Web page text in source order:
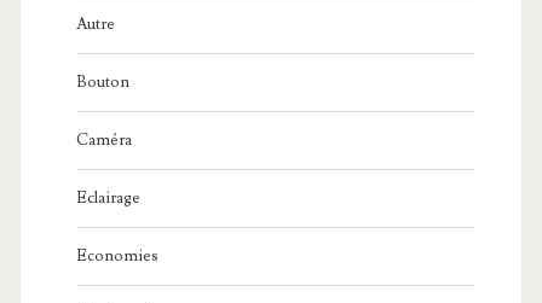
Autre
Bouton
Caméra
Eclairage
Economies